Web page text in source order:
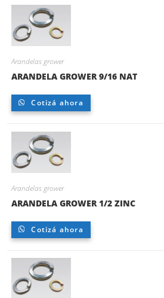
Arandelas grower
ARANDELA GROWER 9/16 NAT
Cotizá ahora
Arandelas grower
ARANDELA GROWER 1/2 ZINC
Cotizá ahora